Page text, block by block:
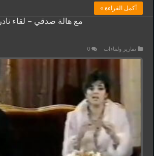
أكمل القراءة »
مع هالة صدقي – لقاء نادر
تقارير ولقاءات 0